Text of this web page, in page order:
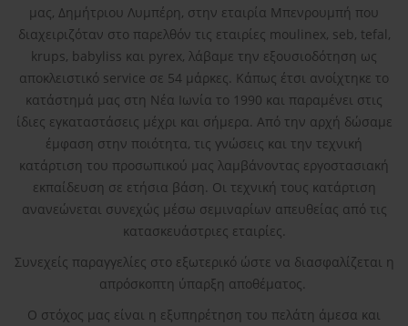
μας, Δημήτριου Λυμπέρη, στην εταιρία Μπενρουμπή που
διαχειριζόταν στο παρελθόν τις εταιρίες moulinex, seb, tefal,
krups, babyliss και pyrex, λάβαμε την εξουσιοδότηση ως
αποκλειστικό service σε 54 μάρκες. Κάπως έτσι ανοίχτηκε το
κατάστημά μας στη Νέα Ιωνία το 1990 και παραμένει στις
ίδιες εγκαταστάσεις μέχρι και σήμερα. Από την αρχή δώσαμε
έμφαση στην ποιότητα, τις γνώσεις και την τεχνική
κατάρτιση του προσωπικού μας λαμβάνοντας εργοστασιακή
εκπαίδευση σε ετήσια βάση. Οι τεχνική τους κατάρτιση
ανανεώνεται συνεχώς μέσω σεμιναρίων απευθείας από τις
κατασκευάστριες εταιρίες.
Συνεχείς παραγγελίες στο εξωτερικό ώστε να διασφαλίζεται η
απρόσκοπτη ύπαρξη αποθέματος.
Ο στόχος μας είναι η εξυπηρέτηση του πελάτη άμεσα και